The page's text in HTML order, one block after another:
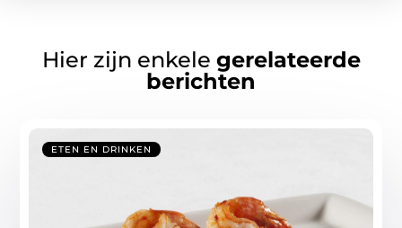
Hier zijn enkele gerelateerde
berichten
ETEN EN DRINKEN